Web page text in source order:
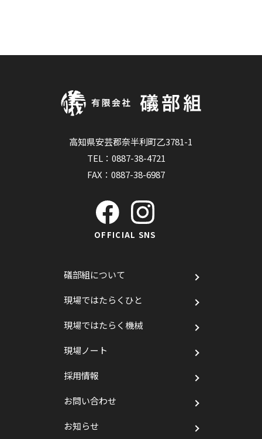
高知県安芸郡奈半利町乙3781-1
TEL：0887-38-4721
FAX：0887-38-6987
OFFICIAL SNS
礒部組について
現場ではたらくひと
現場ではたらく機械
現場ノート
採用情報
お問い合わせ
お知らせ